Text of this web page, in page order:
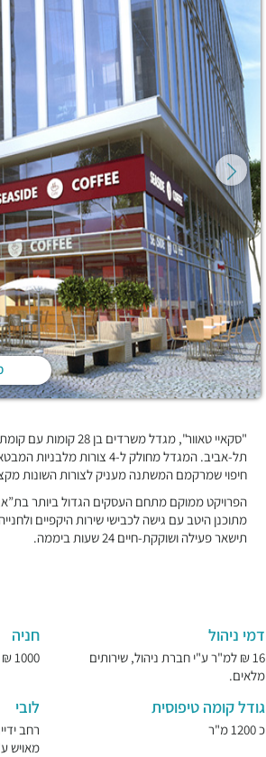
תל-אביב. המגדל מחולק ל-4
חיפוי שמרקמם המשתנה מעניק לצורות השונות מקצב
הפרויקט ממוקם מתחם העסקים הגדול ביותר
מתוכנן היטב עם גישה לכבישי שירות היקפיים
תישאר פעילה ושוקקת-חיים 24 שעות ביממה.
דמי ניהול
16 ₪ למ"ר ע"י חברת ניהול, שירותים
מלאים.
חניה
1000 ₪ חניון תת קרקעי ומאובטח.
גודל קומה טיפוסית
כ 1200 מ"ר
לובי
רחב
מאויש